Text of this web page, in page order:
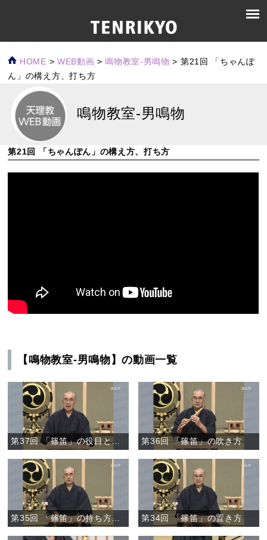
HOME > WEB動画 >鳴物教室-男鳴物 > 第21回 「ちゃんぽ
ん」の構え方、打ち方
鳴物教室-男鳴物
第21回 「ちゃんぽん」の構え方、打ち方
【鳴物教室-男鳴物】の動画一覧
第37回 「篠笛」の役目と途中の作法 第36回 「篠笛」の吹き方
第35回 「篠笛」の持ち方、構え方 第34回 「篠笛」の置き方